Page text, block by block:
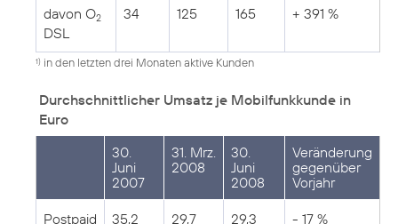
davon O2
DSL
34 125 165 + 391 %
1) in den letzten drei Monaten aktive Kunden
Durchschnittlicher Umsatz je Mobilfunkkunde in
Euro
30.
Juni
2007
31. Mrz.
2008
30.
Juni
2008
Veränderung
gegenüber
Vorjahr
Postpaid 35,2 29,7 29,3 - 17 %